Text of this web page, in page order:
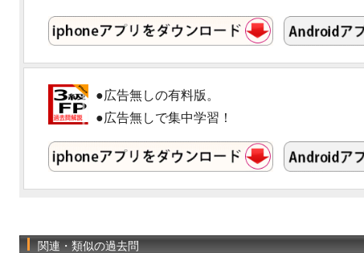
●広告無しの有料版。
●広告無しで集中学習！
関連・類似の過去問